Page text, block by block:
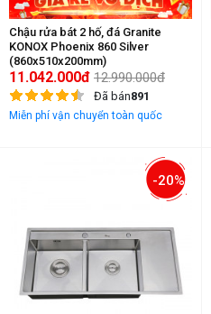
Chậu rửa bát 2 hố, đá Granite
KONOX Phoenix 860 Silver
(860x510x200mm)
11.042.000đ 12.990.000đ
Đã bán891
Miễn phí vận chuyển toàn quốc
-20%